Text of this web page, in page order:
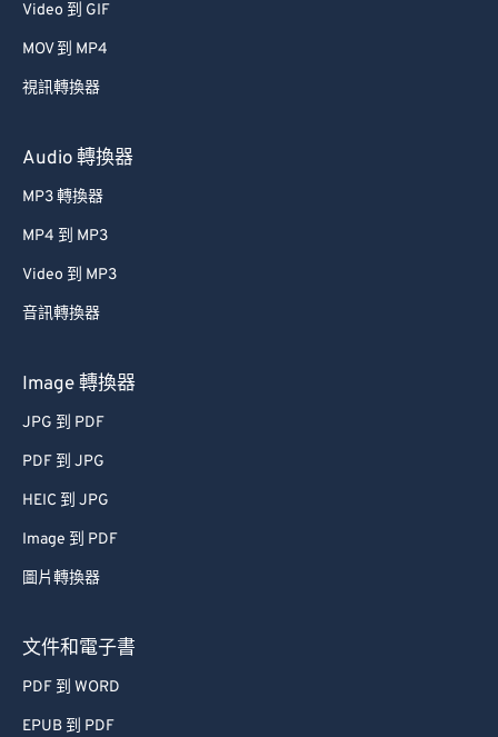
Video 到 GIF
MOV 到 MP4
視訊轉換器
Audio 轉換器
MP3 轉換器
MP4 到 MP3
Video 到 MP3
音訊轉換器
Image 轉換器
JPG 到 PDF
PDF 到 JPG
HEIC 到 JPG
Image 到 PDF
圖片轉換器
文件和電子書
PDF 到 WORD
EPUB 到 PDF